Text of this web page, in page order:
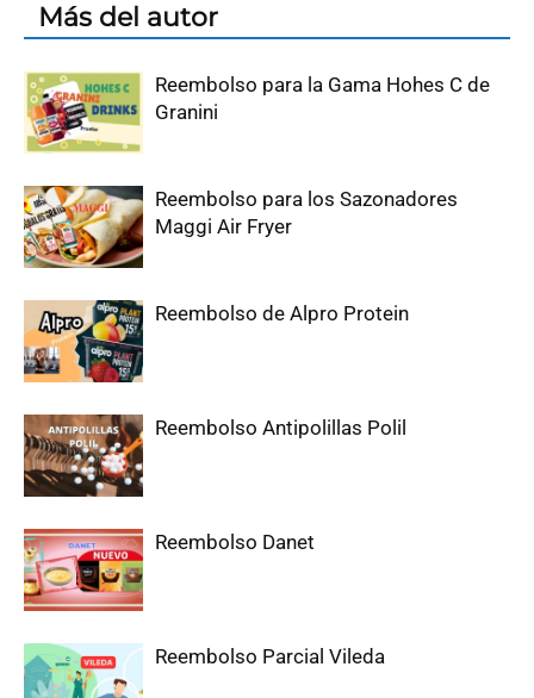
Más del autor
Reembolso para la Gama Hohes C de
Granini
Reembolso para los Sazonadores
Maggi Air Fryer
Reembolso de Alpro Protein
Reembolso Antipolillas Polil
Reembolso Danet
Reembolso Parcial Vileda